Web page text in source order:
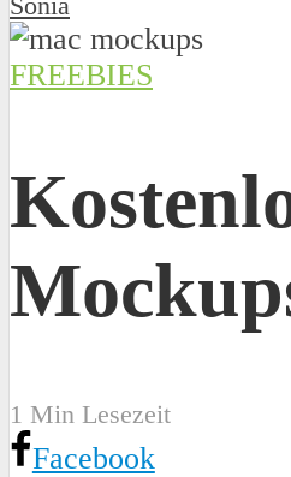
FREEBIES
1 Min Lesezeit
Facebook